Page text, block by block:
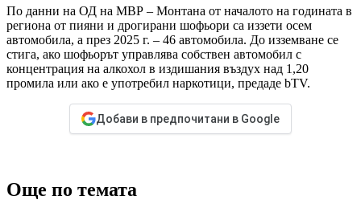
По данни на ОД на МВР – Монтана от началото на годината в
региона от пияни и дрогирани шофьори са иззети осем
автомобила, а през 2025 г. – 46 автомобила. До изземване се
стига, ако шофьорът управлява собствен автомобил с
концентрация на алкохол в издишания въздух над 1,20
промила или ако е употребил наркотици, предаде bTV.
Добави в предпочитани в Google
Още по темата